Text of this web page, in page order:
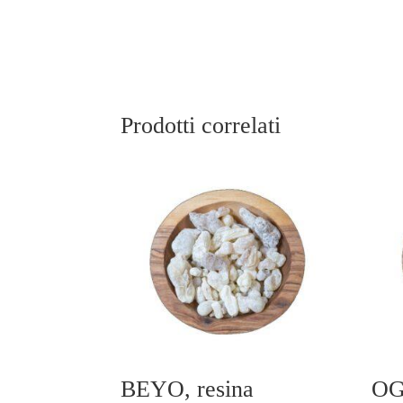
Prodotti correlati
BEYO, resina